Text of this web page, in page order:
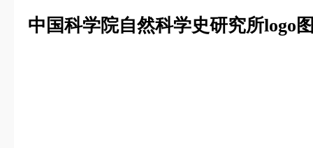
中国科学院自然科学史研究所logo